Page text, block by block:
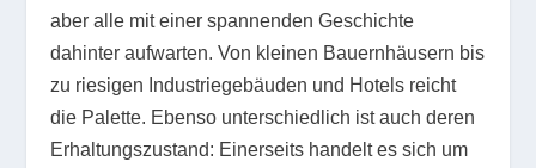
aber alle mit einer spannenden Geschichte
dahinter aufwarten. Von kleinen Bauernhäusern bis
zu riesigen Industriegebäuden und Hotels reicht
die Palette. Ebenso unterschiedlich ist auch deren
Erhaltungszustand: Einerseits handelt es sich um